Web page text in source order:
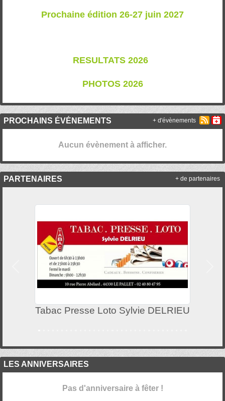
Prochaine édition 26-27 juin 2027
RESULTATS 2026
PHOTOS 2026
PROCHAINS ÉVÉNEMENTS
Aucun évènement à afficher.
+ d'évènements
PARTENAIRES
Tabac Presse Loto Sylvie DELRIEU
Précedent
+ de partenaires
LES ANNIVERSAIRES
Pas d'anniversaire à fêter !